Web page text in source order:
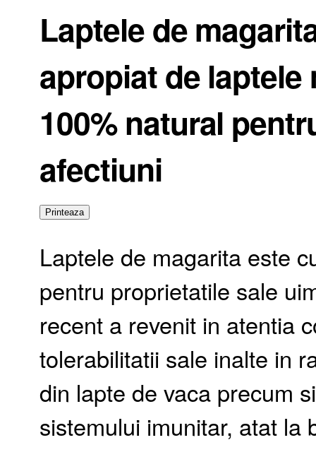
Laptele de
apropiat de
100% natural
afectiuni
Laptele de magarita este
pentru proprietatile sale
recent a revenit in atentia
tolerabilitatii sale inalte in
din lapte de vaca precum
sistemului imunitar, atat la